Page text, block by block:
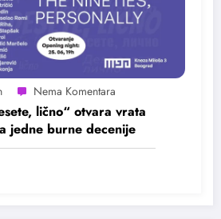
lično“ otvara vrata
jedne burne decenije